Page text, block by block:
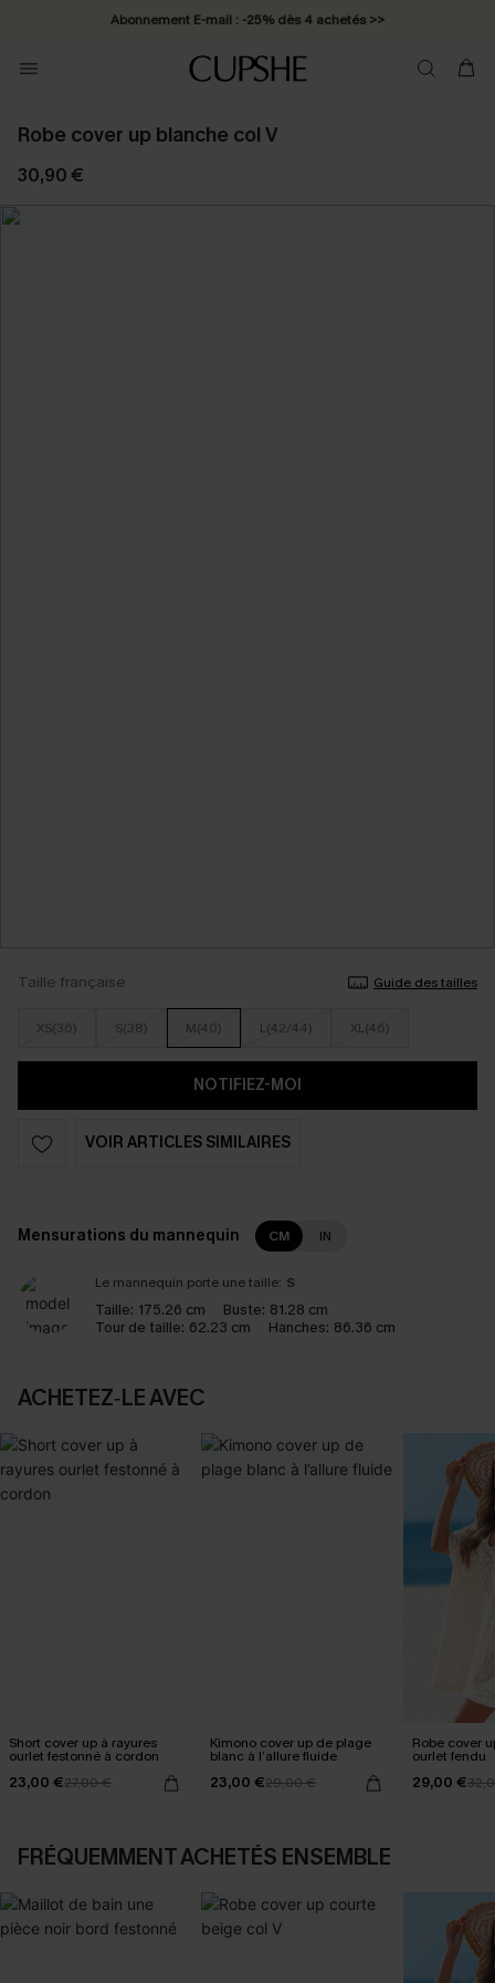
Abonnement E-mail : -25% dès 4 achetés >>
Robe cover up blanche col V
30,90 €
Taille française Guide des tailles
XS(36) S(38) M(40) L(42/44) XL(46)
NOTIFIEZ-MOI
VOIR ARTICLES SIMILAIRES
Mensurations du mannequin CM IN
Le mannequin porte une taille: S
Taille: 175.26 cm Buste: 81.28 cm
Tour de taille: 62.23 cm Hanches: 86.36 cm
ACHETEZ‑LE AVEC
Short cover up à rayures
ourlet festonné à cordon
23,00 €27,00 €
Kimono cover up de plage
blanc à l’allure fluide
23,00 €29,00 €
Robe cover
ourlet fendu
29,00 €
FRÉQUEMMENT ACHETÉS ENSEMBLE